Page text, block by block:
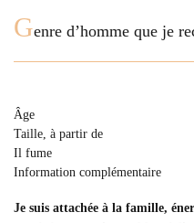
Genre d’homme que je
Âge
Taille, à partir de
Il fume
Information complémentaire
Je suis attachée à la famille,